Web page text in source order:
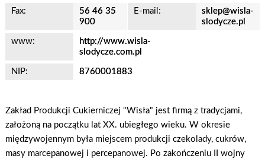
Fax:
56 46 35
900
E-mail:
sklep@wisla-
slodycze.pl
www:
http://www.wisla-
slodycze.com.pl
NIP: 8760001883
Zakład Produkcji Cukierniczej "Wisła" jest firmą z tradycjami,
założoną na początku lat XX. ubiegłego wieku. W okresie
międzywojennym była miejscem produkcji czekolady, cukrów,
masy marcepanowej i percepanowej. Po zakończeniu II wojny